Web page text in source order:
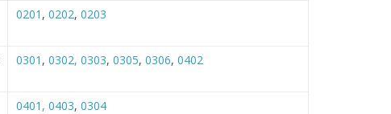
0201 , 0202, 0203
0301 , 0302, 0303, 0305, 0306, 0402
0401, 0403, 0304